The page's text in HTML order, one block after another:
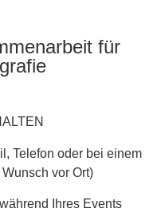
für
Telefon oder bei einem
vor Ort)
Ihres Events